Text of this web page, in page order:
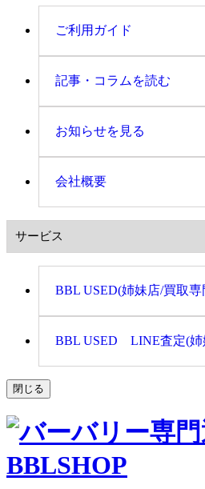
ご利用ガイド
記事・コラムを読む
お知らせを見る
会社概要
サービス
BBL USED(姉妹店/買取専
BBL USED LINE査定(姉
閉じる